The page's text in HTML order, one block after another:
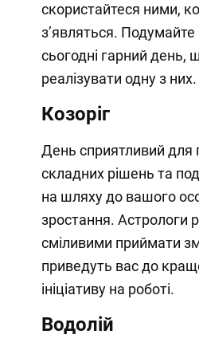
скористайтеся ними,
з’являться. Подумайте
сьогодні гарний день,
реалізувати одну з них.
Козоріг
День сприятливий для
складних рішень та
на шляху до вашого
зростання. Астрологи
сміливими приймати
приведуть вас до
ініціативу на роботі.
Водолій